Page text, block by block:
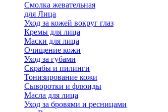
Смолка жевательная
для Лица
Уход за кожей вокруг глаз
Кремы для лица
Маски для лица
Очищение кожи
Уход за губами
Скрабы и пилинги
Тонизирование кожи
Сыворотки и флюиды
Масла для лица
Уход за бровями и ресницами